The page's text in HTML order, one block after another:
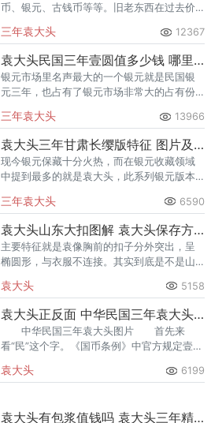
币、银元、古钱币等等。旧老东西在过去价
辈的人有可能会可惜说，现在都没人要了。
但是真实情况反而是洽洽相反，
三年袁大头 12367
袁大头民国三年壹圆值多少钱 哪里回收
银元市场里名声最大的一个银元就是民国银
元三年，也占有了银元市场非常大的占有份
因版本和品相的不同而有所差异，普通版本
的通货品相市场价大约在700
三年袁大头 13966
袁大头三年甘肃长缨版特征 图片及价格
现今银元保藏十分火热，而在银元收藏领域
中提到最多的就是袁大头，此系列银元版本
其铸造数额有限，保藏价值极佳，如袁大头
三年甘肃长缨版
三年袁大头 6590
袁大头山东大扣图解 袁大头保存方法
主要特征就是袁像胸前的扣子分外突出，呈
椭圆形，与衣服不连接。其实到底是不是山
念山东一位藏友。
袁大头 5158
袁大头正反面 中华民国三年袁大头图片 含银量是多少
中华民国三年袁大头图片 首先来
看“民”这个字。《国币条例》中官方规定壹圆
量的锡。
袁大头 6199
袁大头有包浆值钱吗 袁大头三年精发版图片及价钱